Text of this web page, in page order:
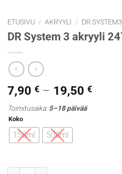
ETUSIVU / AKRYYLI / DR
DR System 3 akryyli
7,90 € – 19,50 €
Toimitusaika:5–18 päivää
Koko
150ml 500ml